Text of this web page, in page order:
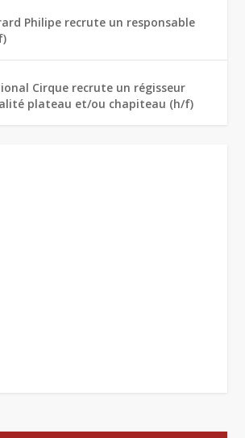
Philipe recrute un responsable
Cirque recrute un régisseur
plateau et/ou chapiteau (h/f)